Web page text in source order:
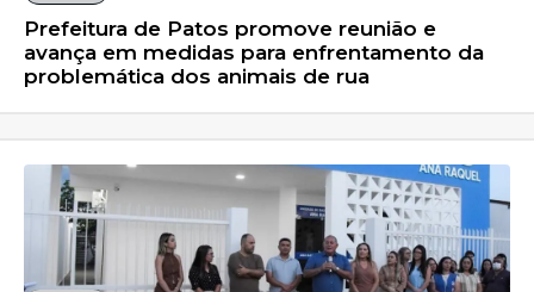
Prefeitura de Patos promove reunião e
avança em medidas para enfrentamento da
problemática dos animais de rua